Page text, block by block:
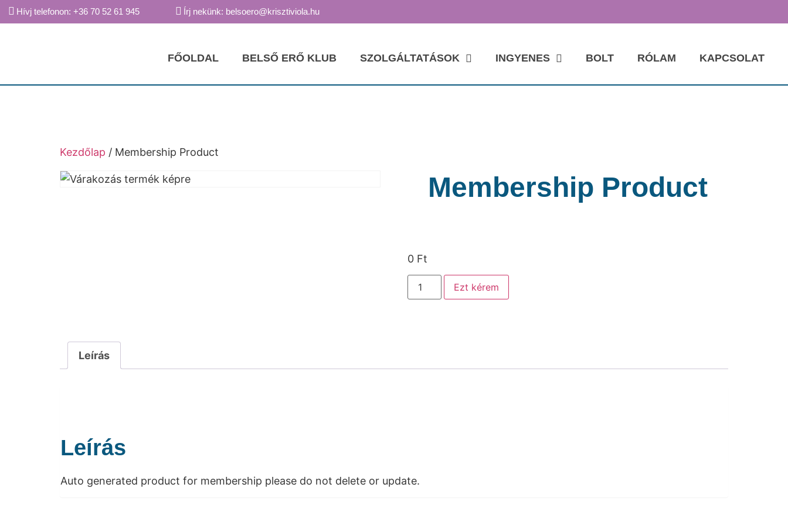
Hívj telefonon: +36 70 52 61 945 Írj nekünk: belsoero@krisztiviola.hu
FŐOLDAL BELSŐ ERŐ KLUB SZOLGÁLTATÁSOK INGYENES BOLT RÓLAM KAPCSOLAT
Kezdőlap / Membership Product
Membership Product
0 Ft
Ezt kérem
Leírás
Leírás
Auto generated product for membership please do not delete or update.